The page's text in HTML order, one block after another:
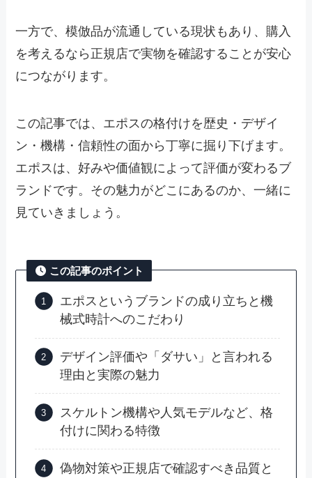
一方で、模倣品が流通している現状もあり、購入
を考えるなら正規店で実物を確認することが安心
につながります。
この記事では、エポスの格付けを歴史・デザイ
ン・機構・信頼性の面から丁寧に掘り下げます。
エポスは、好みや価値観によって評価が変わるブ
ランドです。その魅力がどこにあるのか、一緒に
見ていきましょう。
この記事のポイント
エポスというブランドの成り立ちと機
械式時計へのこだわり
デザイン評価や「ダサい」と言われる
理由と実際の魅力
スケルトン機構や人気モデルなど、格
付けに関わる特徴
偽物対策や正規店で確認すべき品質と